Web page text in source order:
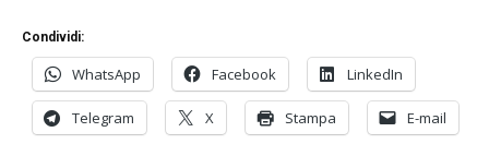
Condividi:
WhatsApp Facebook LinkedIn
Telegram X Stampa E-mail